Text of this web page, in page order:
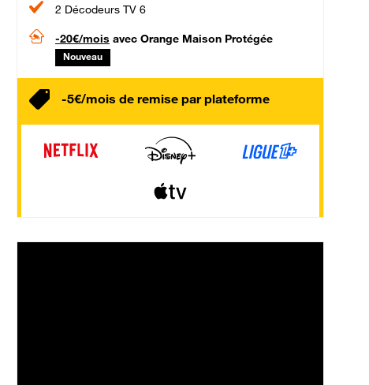
2 Décodeurs TV 6
-20€/mois avec Orange Maison Protégée
Nouveau
-5€/mois de remise par plateforme